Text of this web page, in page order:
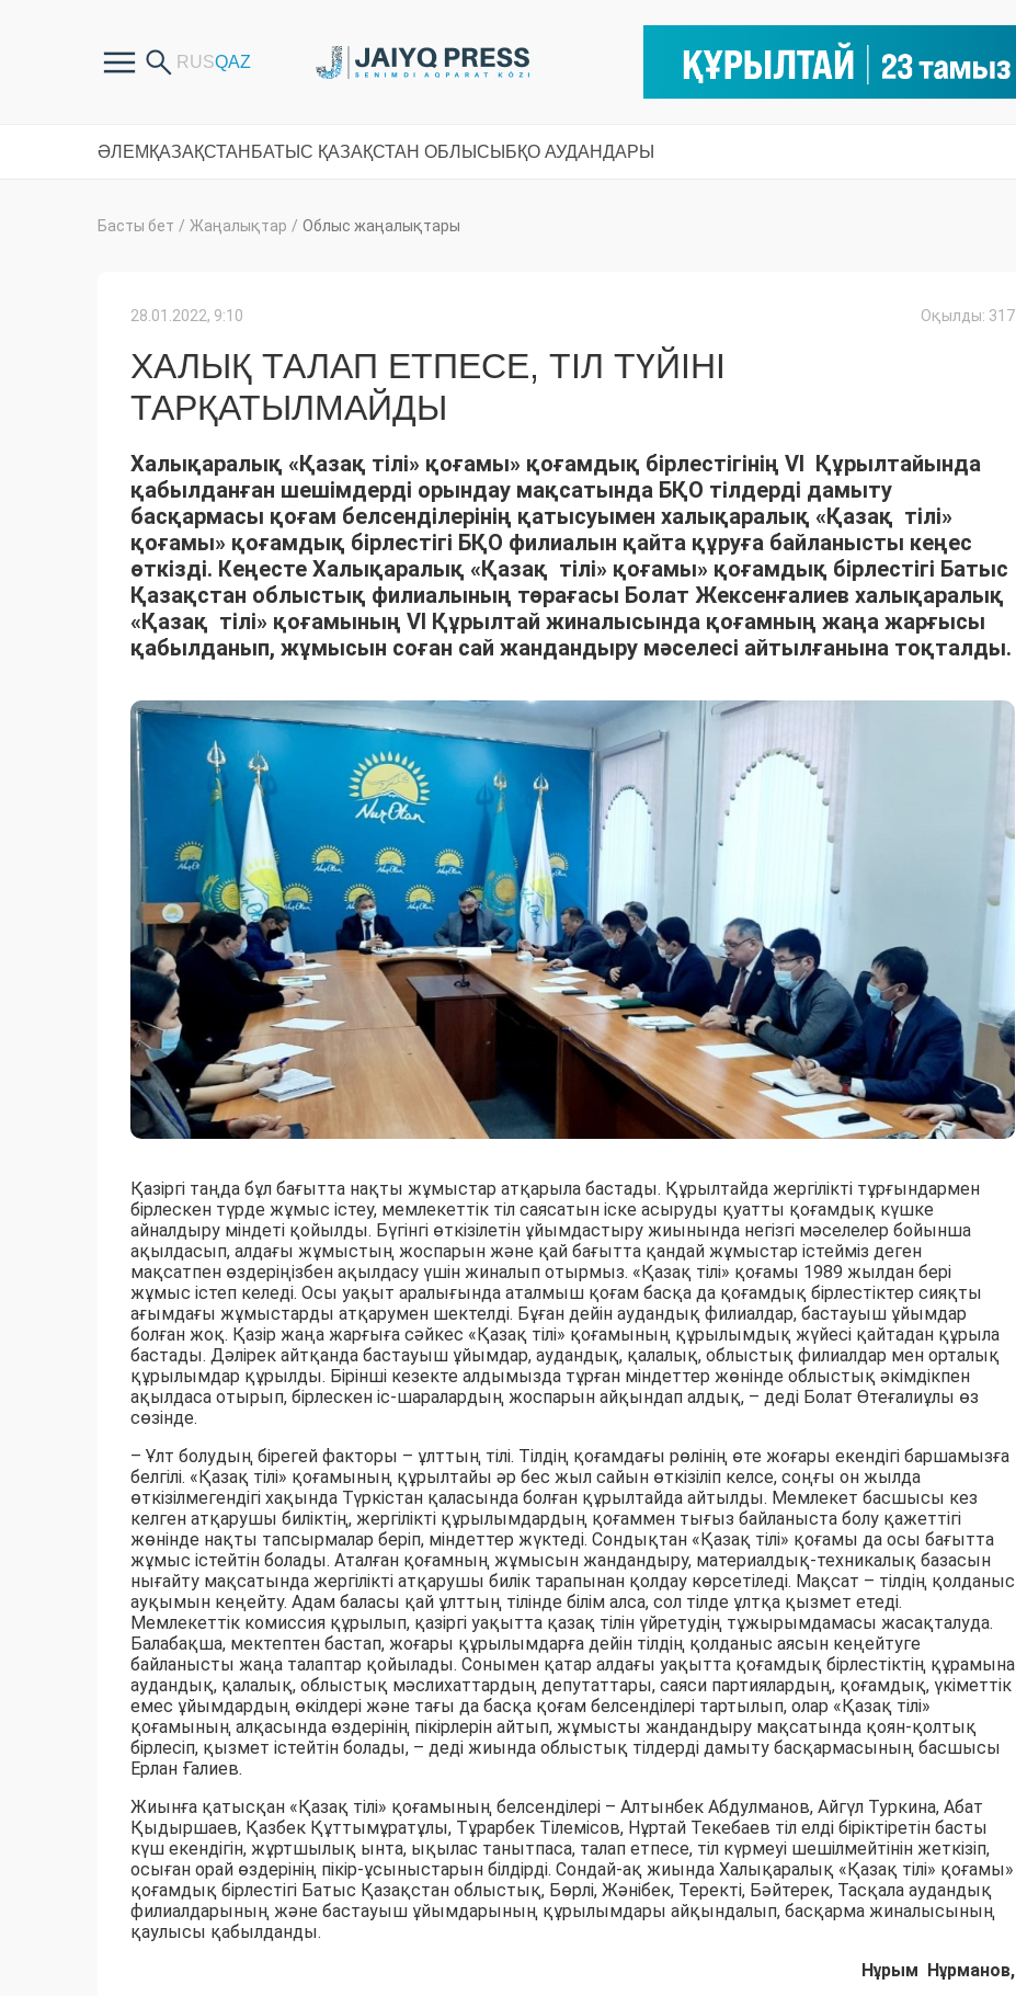
ӘЛЕМ ҚАЗАҚСТАН БАТЫС ҚАЗАҚСТАН ОБЛЫСЫ БҚО АУДАНДАРЫ
Басты бет / Жаңалықтар / Облыс жаңалықтары
28.01.2022, 9:10 Оқылды: 317
ХАЛЫҚ ТАЛАП ЕТПЕСЕ, ТІЛ ТҮЙІНІ
ТАРҚАТЫЛМАЙДЫ
Халықаралық «Қазақ тілі» қоғамы» қоғамдық бірлестігінің VI Құрылтайында
қабылданған шешімдерді орындау мақсатында БҚО тілдерді дамыту
басқармасы қоғам белсенділерінің қатысуымен халықаралық «Қазақ тілі»
қоғамы» қоғамдық бірлестігі БҚО филиалын қайта құруға байланысты кеңес
өткізді. Кеңесте Халықаралық «Қазақ тілі» қоғамы» қоғамдық бірлестігі Батыс
Қазақстан облыстық филиалының төрағасы Болат Жексенғалиев халықаралық
«Қазақ тілі» қоғамының VI Құрылтай жиналысында қоғамның жаңа жарғысы
қабылданып, жұмысын соған сай жандандыру мәселесі айтылғанына тоқталды.
Қазіргі таңда бұл бағытта нақты жұмыстар атқарыла бастады. Құрылтайда жергілікті тұрғындармен
бірлескен түрде жұмыс істеу, мемлекеттік тіл саясатын іске асыруды қуатты қоғамдық күшке
айналдыру міндеті қойылды. Бүгінгі өткізілетін ұйымдастыру жиынында негізгі мәселелер бойынша
ақылдасып, алдағы жұмыстың жоспарын және қай бағытта қандай жұмыстар істейміз деген
мақсатпен өздеріңізбен ақылдасу үшін жиналып отырмыз. «Қазақ тілі» қоғамы 1989 жылдан бері
жұмыс істеп келеді. Осы уақыт аралығында аталмыш қоғам басқа да қоғамдық бірлестіктер сияқты
ағымдағы жұмыстарды атқарумен шектелді. Бұған дейін аудандық филиалдар, бастауыш ұйымдар
болған жоқ. Қазір жаңа жарғыға сәйкес «Қазақ тілі» қоғамының құрылымдық жүйесі қайтадан құрыла
бастады. Дәлірек айтқанда бастауыш ұйымдар, аудандық, қалалық, облыстық филиалдар мен орталық
құрылымдар құрылды. Бірінші кезекте алдымызда тұрған міндеттер жөнінде облыстық әкімдікпен
ақылдаса отырып, бірлескен іс-шаралардың жоспарын айқындап алдық, – деді Болат Өтеғалиұлы өз
сөзінде.
– Ұлт болудың бірегей факторы – ұлттың тілі. Тілдің қоғамдағы рөлінің өте жоғары екендігі баршамызға
белгілі. «Қазақ тілі» қоғамының құрылтайы әр бес жыл сайын өткізіліп келсе, соңғы он жылда
өткізілмегендігі хақында Түркістан қаласында болған құрылтайда айтылды. Мемлекет басшысы кез
келген атқарушы биліктің, жергілікті құрылымдардың қоғаммен тығыз байланыста болу қажеттігі
жөнінде нақты тапсырмалар беріп, міндеттер жүктеді. Сондықтан «Қазақ тілі» қоғамы да осы бағытта
жұмыс істейтін болады. Аталған қоғамның жұмысын жандандыру, материалдық-техникалық базасын
нығайту мақсатында жергілікті атқарушы билік тарапынан қолдау көрсетіледі. Мақсат – тілдің қолданыс
ауқымын кеңейту. Адам баласы қай ұлттың тілінде білім алса, сол тілде ұлтқа қызмет етеді.
Мемлекеттік комиссия құрылып, қазіргі уақытта қазақ тілін үйретудің тұжырымдамасы жасақталуда.
Балабақша, мектептен бастап, жоғары құрылымдарға дейін тілдің қолданыс аясын кеңейтуге
байланысты жаңа талаптар қойылады. Сонымен қатар алдағы уақытта қоғамдық бірлестіктің құрамына
аудандық, қалалық, облыстық мәслихаттардың депутаттары, саяси партиялардың, қоғамдық, үкіметтік
емес ұйымдардың өкілдері және тағы да басқа қоғам белсенділері тартылып, олар «Қазақ тілі»
қоғамының алқасында өздерінің пікірлерін айтып, жұмысты жандандыру мақсатында қоян-қолтық
бірлесіп, қызмет істейтін болады, – деді жиында облыстық тілдерді дамыту басқармасының басшысы
Ерлан Ғалиев.
Жиынға қатысқан «Қазақ тілі» қоғамының белсенділері – Алтынбек Абдулманов, Айгүл Туркина, Абат
Қыдыршаев, Қазбек Құттымұратұлы, Тұрарбек Тілемісов, Нұртай Текебаев тіл елді біріктіретін басты
күш екендігін, жұртшылық ынта, ықылас танытпаса, талап етпесе, тіл күрмеуі шешілмейтінін жеткізіп,
осыған орай өздерінің пікір-ұсыныстарын білдірді. Сондай-ақ жиында Халықаралық «Қазақ тілі» қоғамы»
қоғамдық бірлестігі Батыс Қазақстан облыстық, Бөрлі, Жәнібек, Теректі, Бәйтерек, Тасқала аудандық
филиалдарының және бастауыш ұйымдарының құрылымдары айқындалып, басқарма жиналысының
қаулысы қабылданды.
Нұрым Нұрманов,